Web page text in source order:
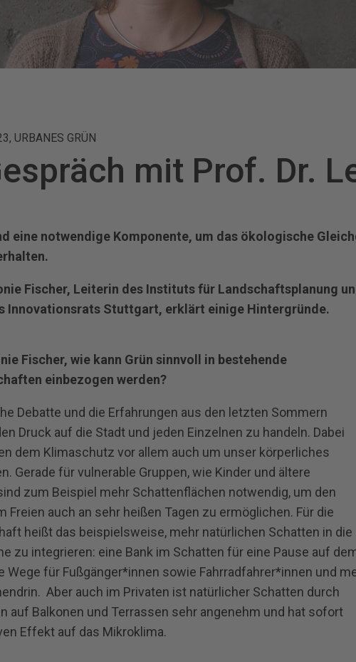
URBANES GRÜN
mit Prof. Dr.
eine notwendige Komponente, um das ökologische
Fischer, Leiterin des Instituts für Landschaftsplanung
Innovationsrats Stuttgart, erklärt einige Hintergründe.
Fischer, wie kann Grün sinnvoll in bestehende
einbezogen werden?
Debatte und die Erfahrungen aus den letzten Sommern
Druck auf die Stadt und jeden Einzelnen zu handeln. Dabei
dem Klimaschutz vor allem auch um unser körperliches
Gerade für vulnerable Gruppen, wie Kinder und ältere
zum Beispiel mehr Schattenflächen notwendig, um den
Freien auch an sehr heißen Tagen zu ermöglichen. Für die
heißt das beispielsweise, mehr natürlichen Schatten in die
zu integrieren: eine Bank im Schatten für eine Pause auf
Wege für Fußgänger*innen sowie Fahrradfahrer*innen und
Aber auch im Privaten ist natürlicher Schatten durch
auf Balkonen und Terrassen sehr angenehm und hat sofort
Effekt auf das Mikroklima.